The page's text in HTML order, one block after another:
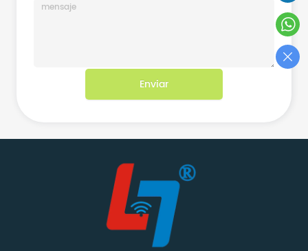
Enviar